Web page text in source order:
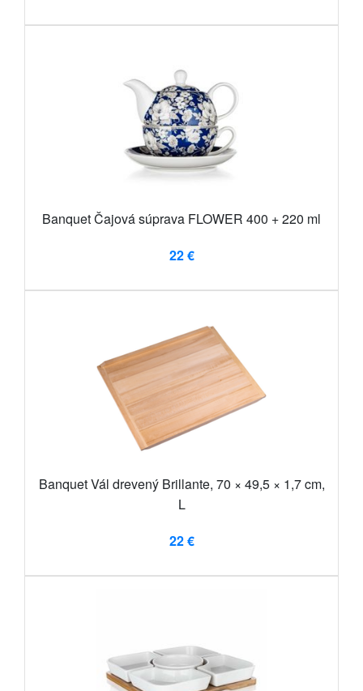
Banquet Čajová súprava FLOWER 400 + 220 ml
22 €
Banquet Vál drevený Brillante, 70 × 49,5 × 1,7 cm,
L
22 €